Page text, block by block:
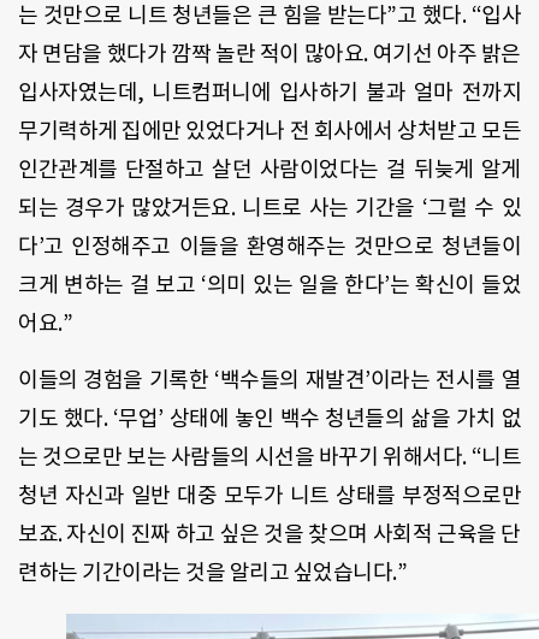
는 것만으로 니트 청년들은 큰 힘을 받는다”고 했다. “입사
자 면담을 했다가 깜짝 놀란 적이 많아요. 여기선 아주 밝은
입사자였는데, 니트컴퍼니에 입사하기 불과 얼마 전까지
무기력하게 집에만 있었다거나 전 회사에서 상처받고 모든
인간관계를 단절하고 살던 사람이었다는 걸 뒤늦게 알게
되는 경우가 많았거든요. 니트로 사는 기간을 ‘그럴 수 있
다’고 인정해주고 이들을 환영해주는 것만으로 청년들이
크게 변하는 걸 보고 ‘의미 있는 일을 한다’는 확신이 들었
어요.”
이들의 경험을 기록한 ‘백수들의 재발견’이라는 전시를 열
기도 했다. ‘무업’ 상태에 놓인 백수 청년들의 삶을 가치 없
는 것으로만 보는 사람들의 시선을 바꾸기 위해서다. “니트
청년 자신과 일반 대중 모두가 니트 상태를 부정적으로만
보죠. 자신이 진짜 하고 싶은 것을 찾으며 사회적 근육을 단
련하는 기간이라는 것을 알리고 싶었습니다.”